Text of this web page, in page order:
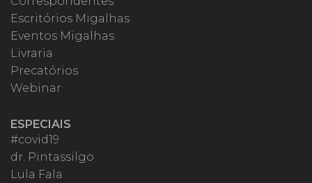
Escritórios Migalhas
Eventos Migalhas
Livraria
Precatórios
Webinar
ESPECIAIS
#covid19
dr. Pintassilgo
Lula Fala